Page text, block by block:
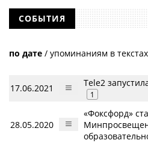
СОБЫТИЯ
по дате / упоминаниям в текстах
17.06.2021 Tele2
1
28.05.2020
«Фоксфорд»